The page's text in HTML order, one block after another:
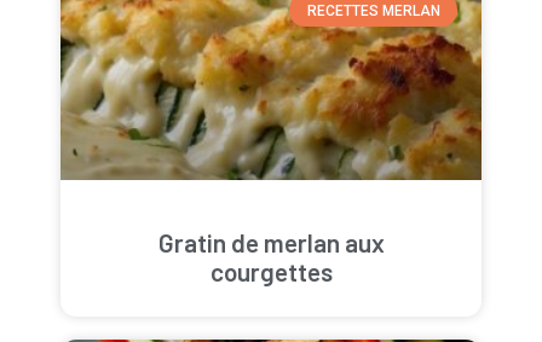
RECETTES MERLAN
Gratin de merlan aux
courgettes